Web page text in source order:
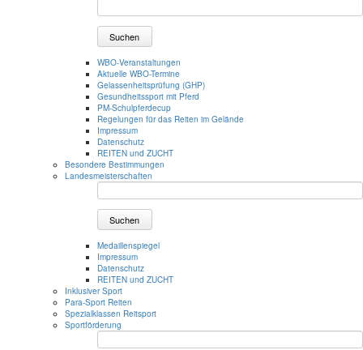
Suchen
WBO-Veranstaltungen
Aktuelle WBO-Termine
Gelassenheitsprüfung (GHP)
Gesundheitssport mit Pferd
PM-Schulpferdecup
Regelungen für das Reiten im Gelände
Impressum
Datenschutz
REITEN und ZUCHT
Besondere Bestimmungen
Landesmeisterschaften
Suchen
Medaillenspiegel
Impressum
Datenschutz
REITEN und ZUCHT
Inklusiver Sport
Para-Sport Reiten
Spezialklassen Reitsport
Sportförderung